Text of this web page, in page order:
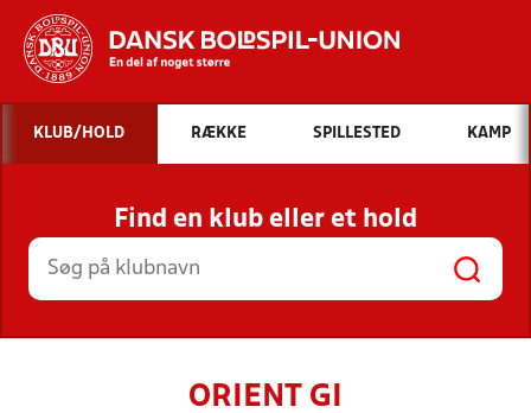
Hvad vil du søge efter?
INDHOLD OG NYHEDER
STILLINGER, RESULTATER, KLUBBER OG
HOLD
KLUB/HOLD RÆKKE SPILLESTED KAMP
Find en klub eller et hold
ORIENT GI